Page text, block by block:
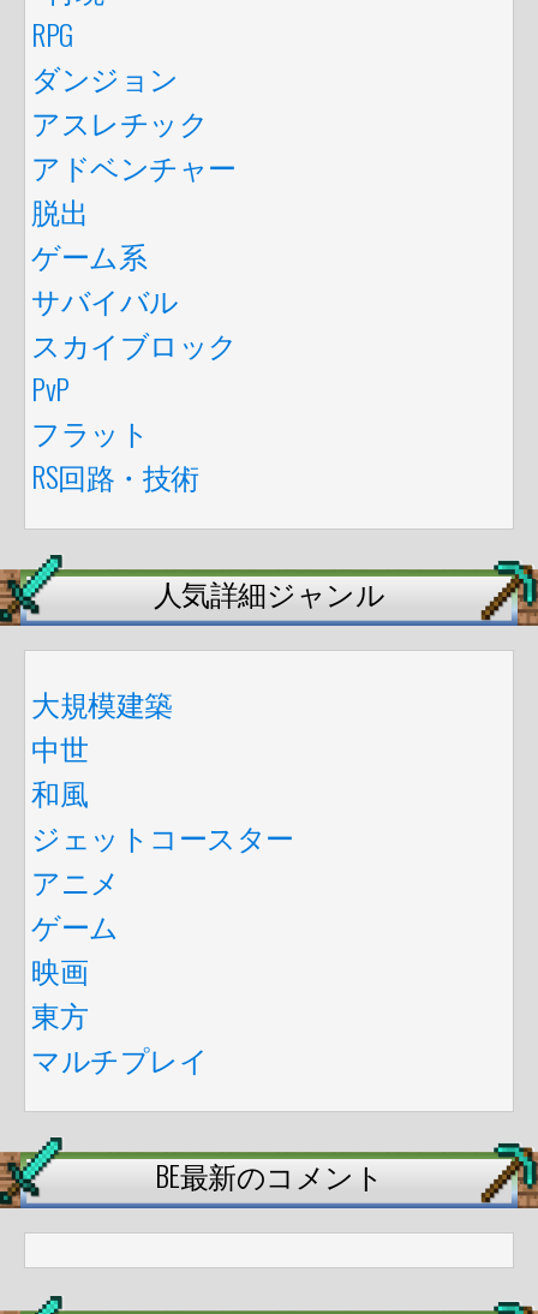
RPG
ダンジョン
アスレチック
アドベンチャー
脱出
ゲーム系
サバイバル
スカイブロック
PvP
フラット
RS回路・技術
人気詳細ジャンル
大規模建築
中世
和風
ジェットコースター
アニメ
ゲーム
映画
東方
マルチプレイ
BE最新のコメント